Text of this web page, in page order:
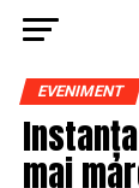
EVENIMENT
mai